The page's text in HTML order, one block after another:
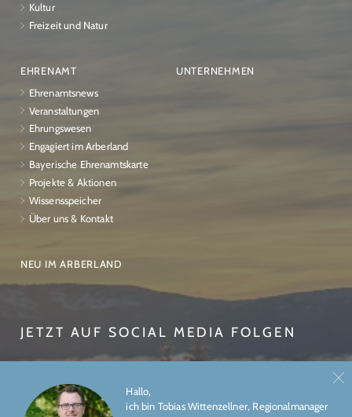
Hallo,
ich bin Tobias Wittenzellner, Regionalmanager
Kultur
Freizeit und Natur
EHRENAMT
Ehrenamtsnews
Veranstaltungen
Ehrungswesen
Engagiert im Arberland
Bayerische Ehrenamtskarte
Projekte & Aktionen
Wissensspeicher
Über uns & Kontakt
UNTERNEHMEN
NEU IM ARBERLAND
JETZT AUF SOCIAL MEDIA FOLGEN